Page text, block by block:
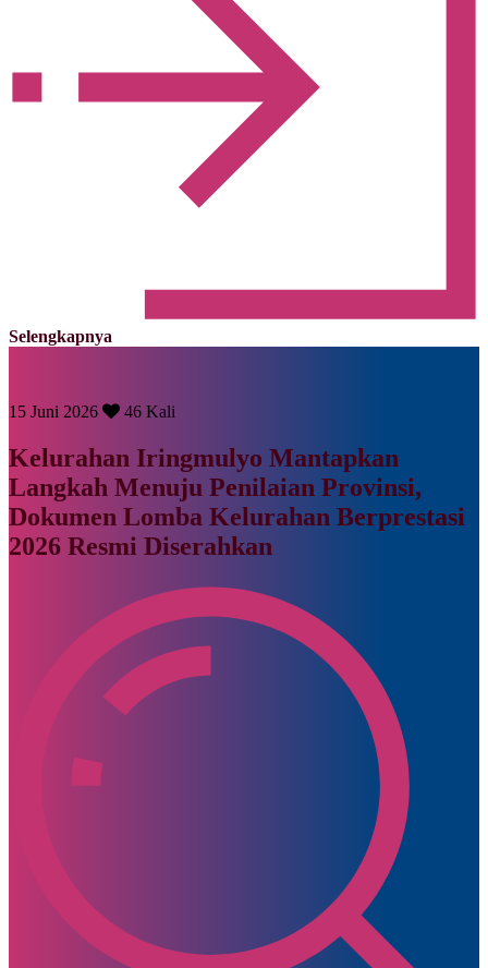
Selengkapnya
15 Juni 2026 46 Kali
Kelurahan Iringmulyo Mantapkan
Langkah Menuju Penilaian Provinsi,
Dokumen Lomba Kelurahan Berprestasi
2026 Resmi Diserahkan